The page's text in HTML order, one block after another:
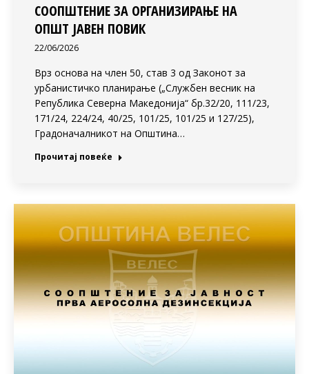
СООПШТЕНИЕ ЗА ОРГАНИЗИРАЊЕ НА
ОПШТ ЈАВЕН ПОВИК
22/06/2026
Врз основа на член 50, став 3 од Законот за
урбанистичко планирање („Службен весник на
Република Северна Македонија“ бр.32/20, 111/23,
171/24, 224/24, 40/25, 101/25, 101/25 и 127/25),
Градоначалникот на Општина…
Прочитај повеќе